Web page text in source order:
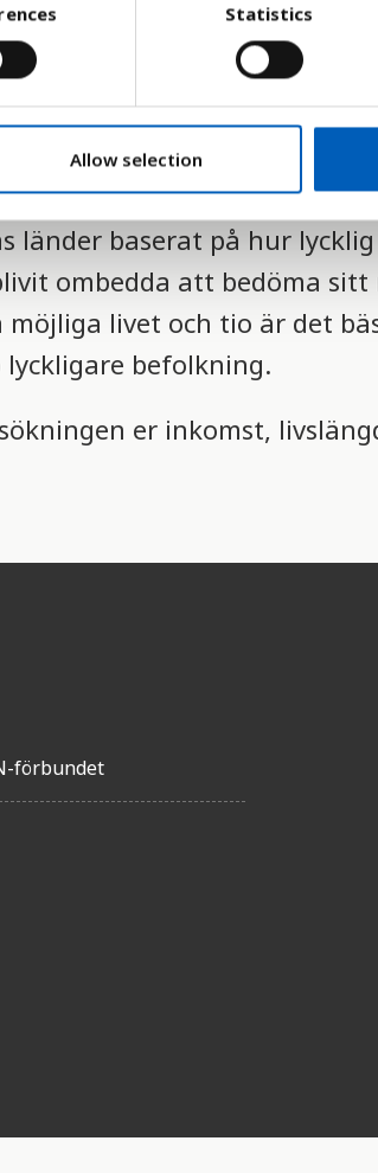
Statistics
Allow selection
(SDSN) har skapat ett
länder baserat på hur
ombedda att bedöma
livet och tio är det
lyckligare befolkning.
er inkomst,
förbundet